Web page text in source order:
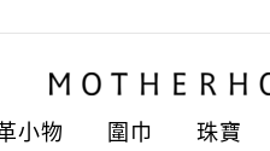
小物 圍巾 珠寶